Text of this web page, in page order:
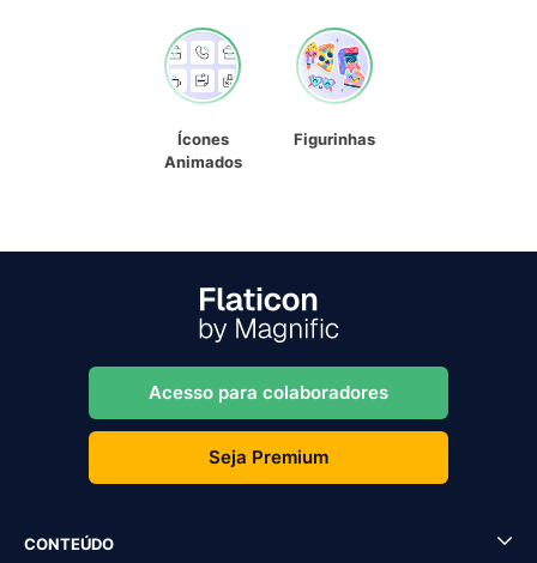
Ícones
Animados
Figurinhas
Acesso para colaboradores
Seja Premium
CONTEÚDO